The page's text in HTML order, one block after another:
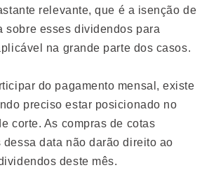
relevante, que é a isenção de
sobre esses dividendos para
na grande parte dos casos.
do pagamento mensal, existe
preciso estar posicionado no
corte. As compras de cotas
data não darão direito ao
deste mês.